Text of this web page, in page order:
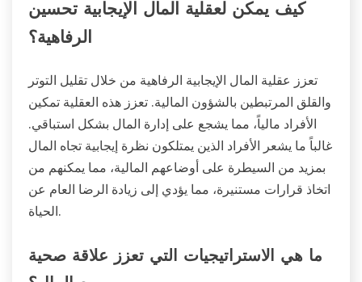
كيف يمكن لعقلية المال الإيجابية تحسين
الرفاهية؟
تعزز عقلية المال الإيجابية الرفاهية من خلال تقليل التوتر
والقلق المرتبطين بالشؤون المالية. تعزز هذه العقلية تمكين
الأفراد مالياً، مما يشجع على إدارة المال بشكل استباقي.
غالباً ما يشعر الأفراد الذين يمتلكون نظرة إيجابية تجاه المال
بمزيد من السيطرة على أوضاعهم المالية، مما يمكنهم من
اتخاذ قرارات مستنيرة، مما يؤدي إلى زيادة الرضا العام عن
الحياة.
ما هي الاستراتيجيات التي تعزز علاقة صحية